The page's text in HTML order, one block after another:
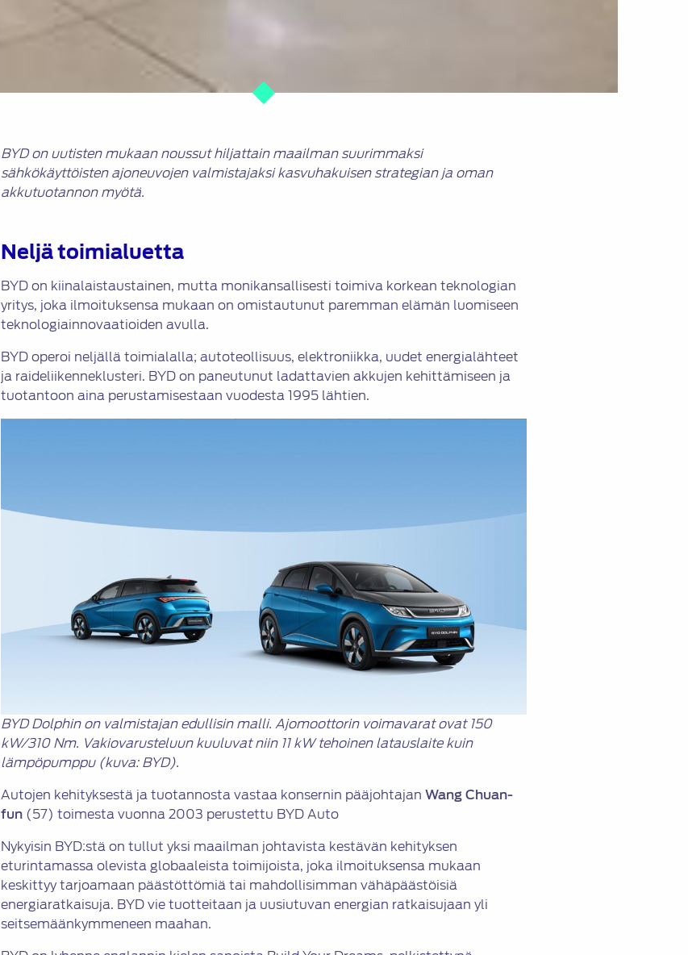
BYD on uutisten mukaan noussut hiljattain maailman suurimmaksi
sähkökäyttöisten ajoneuvojen valmistajaksi kasvuhakuisen strategian ja oman
akkutuotannon myötä.
Neljä toimialuetta
BYD on kiinalaistaustainen, mutta monikansallisesti toimiva korkean teknologian
yritys, joka ilmoituksensa mukaan on omistautunut paremman elämän luomiseen
teknologiainnovaatioiden avulla.
BYD operoi neljällä toimialalla; autoteollisuus, elektroniikka, uudet energialähteet
ja raideliikenneklusteri. BYD on paneutunut ladattavien akkujen kehittämiseen ja
tuotantoon aina perustamisestaan vuodesta 1995 lähtien.
BYD Dolphin on valmistajan edullisin malli. Ajomoottorin voimavarat ovat 150
kW/310 Nm. Vakiovarusteluun kuuluvat niin 11 kW tehoinen latauslaite kuin
lämpöpumppu (kuva: BYD).
Autojen kehityksestä ja tuotannosta vastaa konsernin pääjohtajan Wang Chuan-
fun(57) toimesta vuonna 2003 perustettu BYD Auto
Nykyisin BYD:stä on tullut yksi maailman johtavista kestävän kehityksen
eturintamassa olevista globaaleista toimijoista, joka ilmoituksensa mukaan
keskittyy tarjoamaan päästöttömiä tai mahdollisimman vähäpäästöisiä
energiaratkaisuja. BYD vie tuotteitaan ja uusiutuvan energian ratkaisujaan yli
seitsemäänkymmeneen maahan.